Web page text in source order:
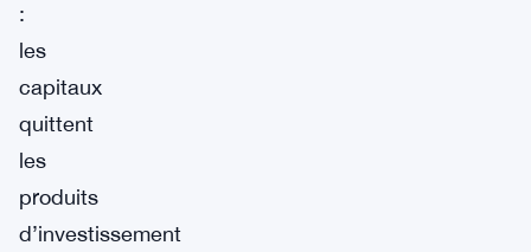
:
les
capitaux
quittent
les
produits
d’investissement